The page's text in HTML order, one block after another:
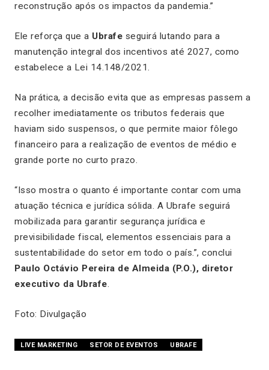
reconstrução após os impactos da pandemia.”
Ele reforça que a Ubrafe seguirá lutando para a
manutenção integral dos incentivos até 2027, como
estabelece a Lei 14.148/2021.
Na prática, a decisão evita que as empresas passem a
recolher imediatamente os tributos federais que
haviam sido suspensos, o que permite maior fôlego
financeiro para a realização de eventos de médio e
grande porte no curto prazo.
“Isso mostra o quanto é importante contar com uma
atuação técnica e jurídica sólida. A Ubrafe seguirá
mobilizada para garantir segurança jurídica e
previsibilidade fiscal, elementos essenciais para a
sustentabilidade do setor em todo o país.”, conclui
Paulo Octávio Pereira de Almeida (P.O.), diretor
executivo da Ubrafe.
Foto: Divulgação
LIVE MARKETING SETOR DE EVENTOS UBRAFE